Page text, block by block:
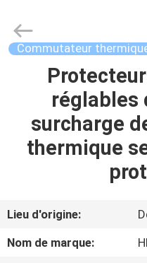
APERÇU
PRODUITS
A
Hao
Electric
Co.,
Ltd.
Commutateur
réglables
surcharge
thermique
Lieu d'origine:
Nom de marque: